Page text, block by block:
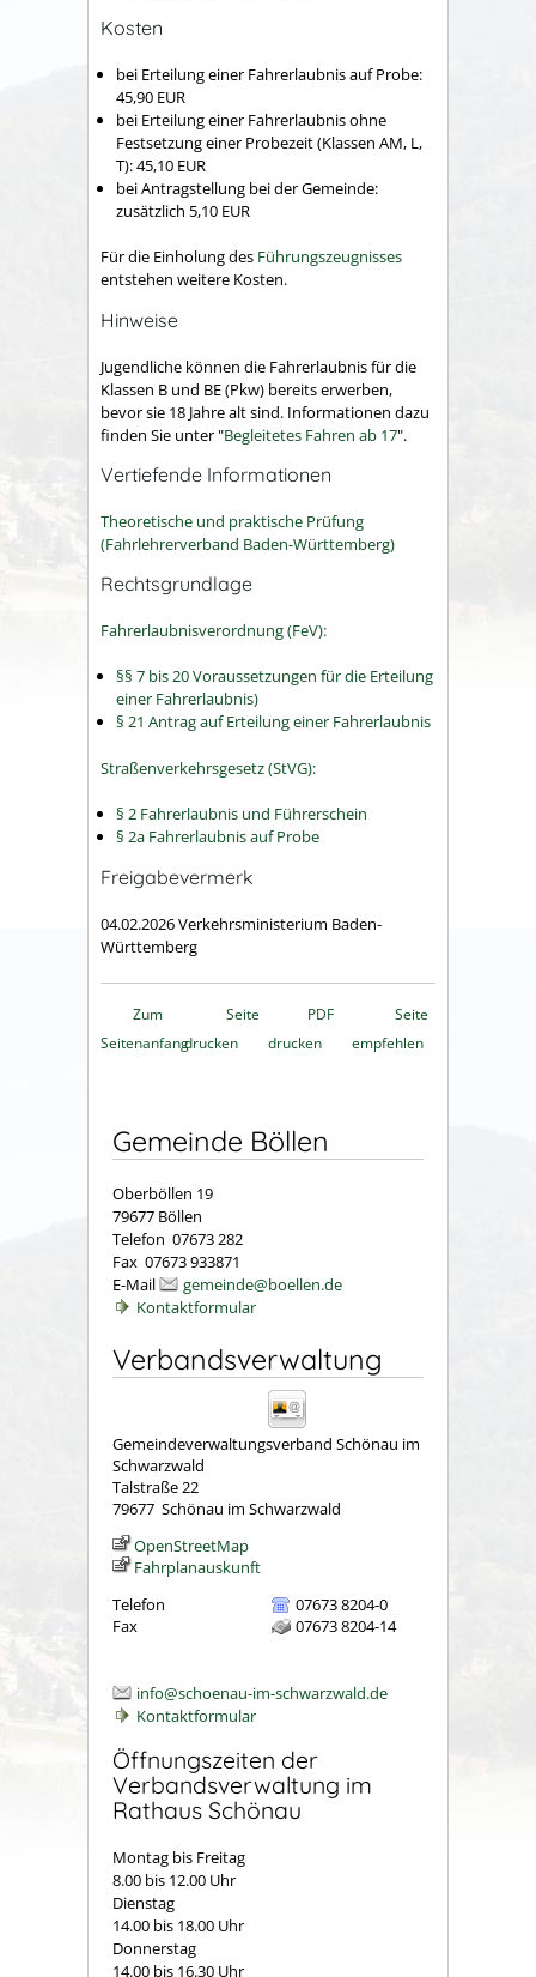
Kosten
bei Erteilung einer Fahrerlaubnis auf Probe:
45,90 EUR
bei Erteilung einer Fahrerlaubnis ohne
Festsetzung einer Probezeit (Klassen AM, L,
T): 45,10 EUR
bei Antragstellung bei der Gemeinde:
zusätzlich 5,10 EUR
Für die Einholung des Führungszeugnisses
entstehen weitere Kosten.
Hinweise
Jugendliche können die Fahrerlaubnis für die
Klassen B und BE (Pkw) bereits erwerben,
bevor sie 18 Jahre alt sind. Informationen dazu
finden Sie unter "Begleitetes Fahren ab 17".
Vertiefende Informationen
Theoretische und praktische Prüfung
(Fahrlehrerverband Baden-Württemberg)
Rechtsgrundlage
Fahrerlaubnisverordnung (FeV):
§§ 7 bis 20 Voraussetzungen für die Erteilung
einer Fahrerlaubnis)
§ 21 Antrag auf Erteilung einer Fahrerlaubnis
Straßenverkehrsgesetz (StVG):
§ 2 Fahrerlaubnis und Führerschein
§ 2a Fahrerlaubnis auf Probe
Freigabevermerk
04.02.2026Verkehrsministerium Baden-
Württemberg
Zum
Seitenanfang
Seite
drucken
PDF
drucken
Seite
empfehlen
Gemeinde Böllen
Oberböllen 19
79677 Böllen
Telefon 07673 282
Fax 07673 933871
E-Mail
gemeinde@boellen.de
Kontaktformular
Verbandsverwaltung
Gemeindeverwaltungsverband Schönau im
Schwarzwald
Talstraße 22
79677 Schönau im Schwarzwald
OpenStreetMap
Fahrplanauskunft
Telefon
07673 8204-0
Fax
07673 8204-14
info@schoenau-im-schwarzwald.de
Kontaktformular
Öffnungszeiten der
Verbandsverwaltung im
Rathaus Schönau
Montag bis Freitag
8.00 bis 12.00 Uhr
Dienstag
14.00 bis 18.00 Uhr
Donnerstag
14.00 bis 16.30 Uhr